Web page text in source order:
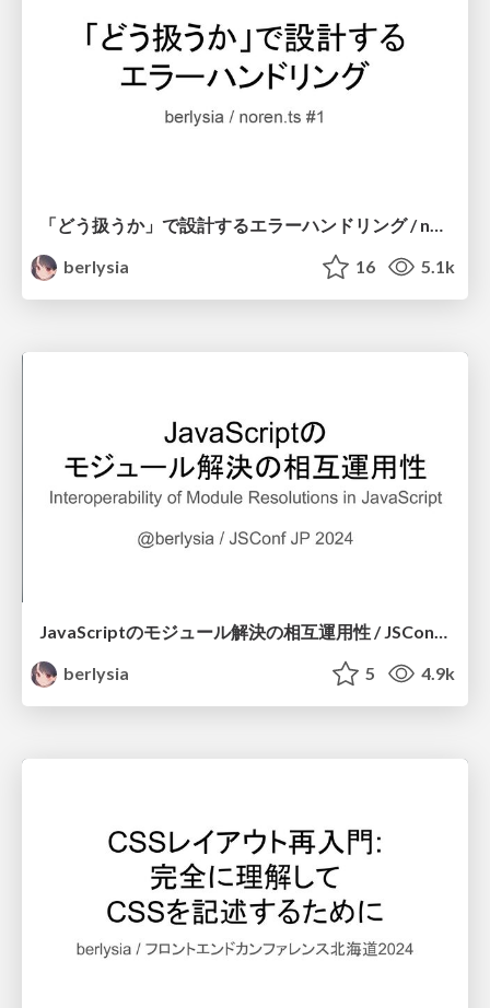
「どう扱うか」で設計するエラーハンドリング / noren_ts #1
berlysia
16 5.1k
JavaScriptのモジュール解決の相互運用性 / JSConf JP 2024 - Interoperability of Module Resolutions in JavaScript
berlysia
5 4.9k